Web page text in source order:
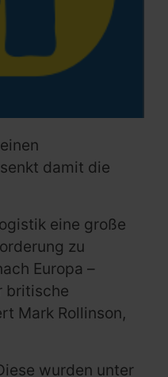
damit die
eine große
zu
Europa –
britische
Mark Rollinson,
wurden unter